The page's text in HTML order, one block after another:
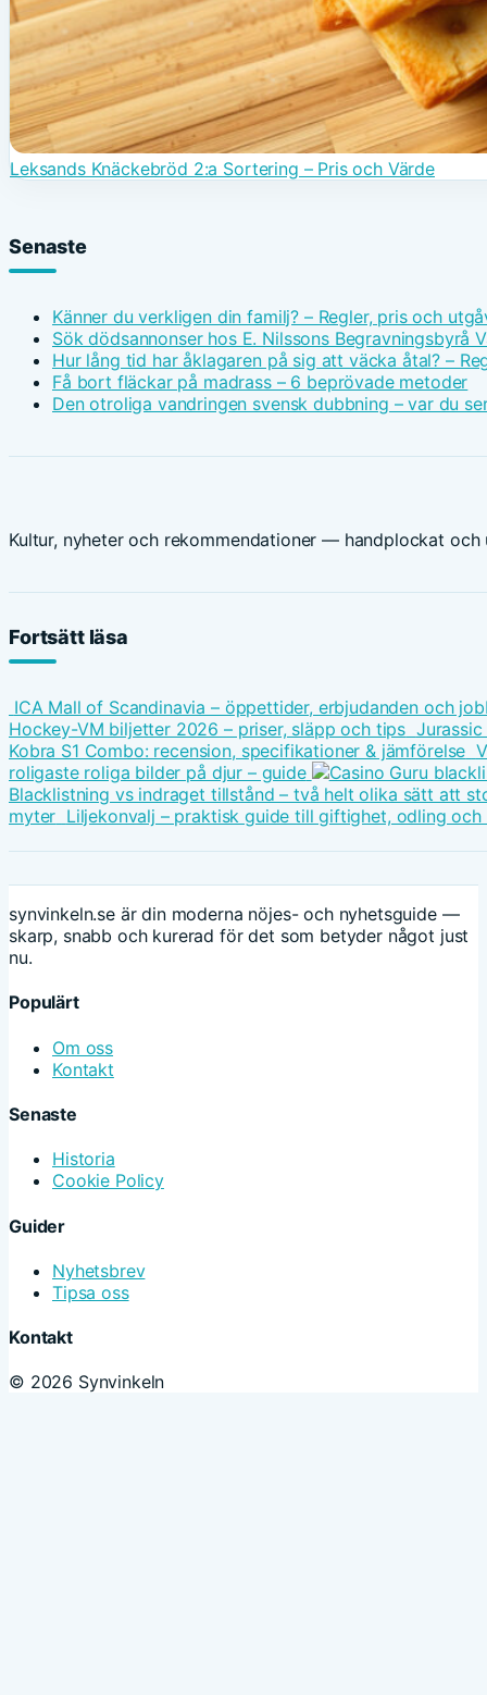
Leksands Knäckebröd 2:a Sortering – Pris och Värde
Senaste
Känner du verkligen din familj? – Regler, pris och
Sök dödsannonser hos E. Nilssons Begravningsbyrå
Hur lång tid har åklagaren på sig att väcka åtal? –
Få bort fläckar på madrass – 6 beprövade metoder
Den otroliga vandringen svensk dubbning – var du
Kultur, nyheter och rekommendationer — handplockat
Fortsätt läsa
ICA Mall of Scandinavia – öppettider, erbjudanden och
Hockey-VM biljetter 2026 – priser, släpp och tips
Kobra S1 Combo: recension, specifikationer & jämförelse
roligaste roliga bilder på djur – guide
Blacklistning vs indraget tillstånd – två helt olika sätt att
myter Liljekonvalj – praktisk guide till giftighet, odling
synvinkeln.se är din moderna nöjes- och nyhetsguide —
skarp, snabb och kurerad för det som betyder något just
nu.
Populärt
Om oss
Kontakt
Senaste
Historia
Cookie Policy
Guider
Nyhetsbrev
Tipsa oss
Kontakt
© 2026 Synvinkeln